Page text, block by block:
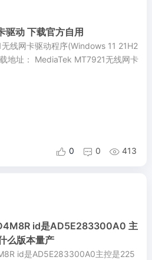
驱动 下载官方自用
线网卡驱动程序(Windows 11 21H2
地址： MediaTek MT7921无线网卡
 0  0  413
id是AD5E283300A0 主
么版本量产
id是AD5E283300A0主控是225